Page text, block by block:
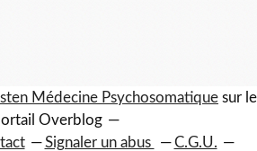
Médecine Psychosomatique sur le
Overblog
Signaler un abus
C.G.U.